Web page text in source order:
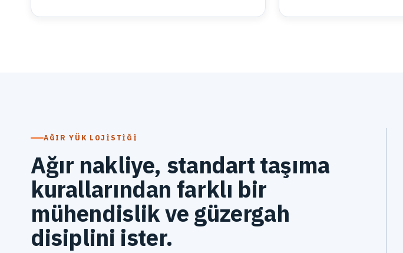
AĞIR YÜK LOJISTIĞI
Ağır nakliye, standart taşıma
kurallarından farklı bir
mühendislik ve güzergah
disiplini ister.